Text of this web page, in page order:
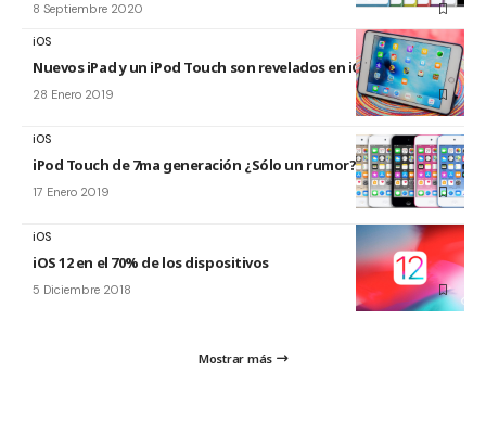
8 Septiembre 2020
iOS
Nuevos iPad y un iPod Touch son revelados en iOS 12.2
28 Enero 2019
iOS
iPod Touch de 7ma generación ¿Sólo un rumor?
17 Enero 2019
iOS
iOS 12 en el 70% de los dispositivos
5 Diciembre 2018
Mostrar más